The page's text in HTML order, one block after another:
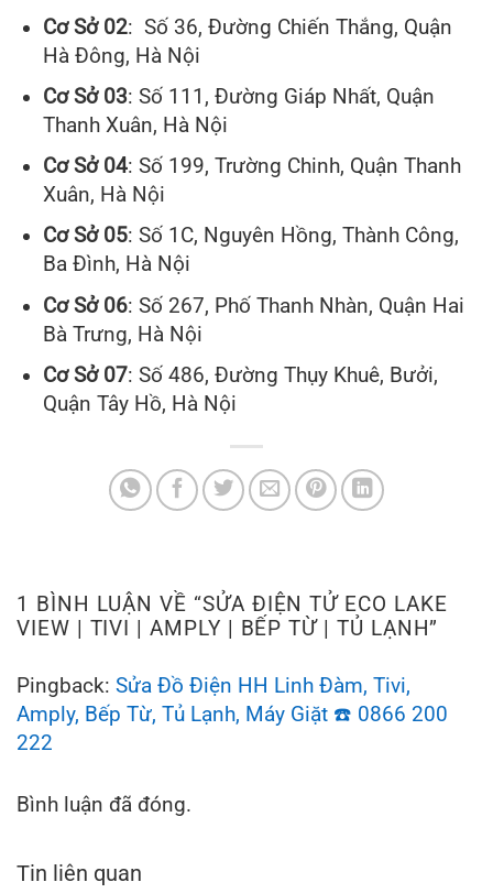
Cơ Sở 02: Số 36, Đường Chiến Thắng, Quận
Hà Đông, Hà Nội
Cơ Sở 03: Số 111, Đường Giáp Nhất, Quận
Thanh Xuân, Hà Nội
Cơ Sở 04: Số 199, Trường Chinh, Quận Thanh
Xuân, Hà Nội
Cơ Sở 05: Số 1C, Nguyên Hồng, Thành Công,
Ba Đình, Hà Nội
Cơ Sở 06: Số 267, Phố Thanh Nhàn, Quận Hai
Bà Trưng, Hà Nội
Cơ Sở 07: Số 486, Đường Thụy Khuê, Bưởi,
Quận Tây Hồ, Hà Nội
1 BÌNH LUẬN VỀ “SỬA ĐIỆN TỬ ECO LAKE
VIEW | TIVI | AMPLY | BẾP TỪ | TỦ LẠNH”
Pingback: Sửa Đồ Điện HH Linh Đàm, Tivi,
Amply, Bếp Từ, Tủ Lạnh, Máy Giặt ☎️ 0866 200
222
Bình luận đã đóng.
Tin liên quan